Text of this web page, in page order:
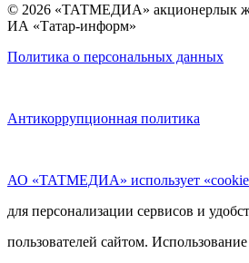
© 2026 «ТАТМЕДИА» акционерлык
ИА «Татар-информ»
Политика о персональных данных
Антикоррупционная политика
АО «ТАТМЕДИА» использует
для персонализации сервисов и
пользователей сайтом.